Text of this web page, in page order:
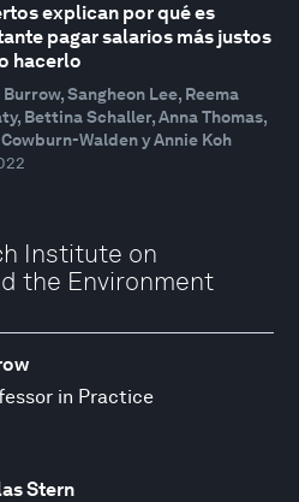
explican por qué es
pagar salarios más justos
hacerlo
Sangheon Lee, Reema
Bettina Schaller, Anna Thomas,
Walden y Annie Koh
Institute on
the Environment
in Practice
Stern